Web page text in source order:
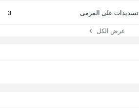
تسديدات على المرمى 3
عرض الكل